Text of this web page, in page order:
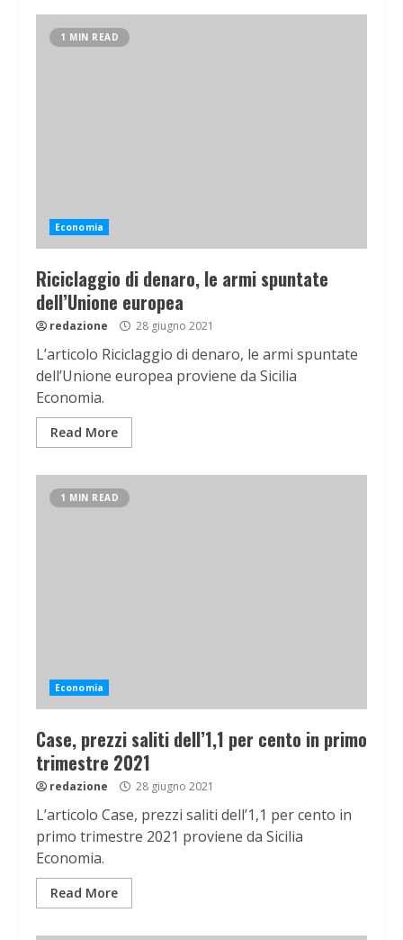
1 MIN READ
Economia
Riciclaggio di denaro, le armi spuntate
dell’Unione europea
redazione 28 giugno 2021
L’articolo Riciclaggio di denaro, le armi spuntate
dell’Unione europea proviene da Sicilia
Economia.
Read More
1 MIN READ
Economia
Case, prezzi saliti dell’1,1 per cento in primo
trimestre 2021
redazione 28 giugno 2021
L’articolo Case, prezzi saliti dell’1,1 per cento in
primo trimestre 2021 proviene da Sicilia
Economia.
Read More